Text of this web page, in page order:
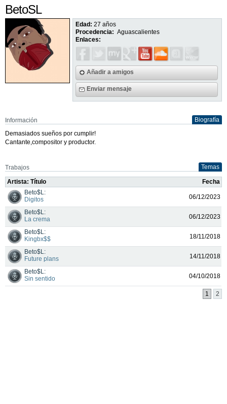
BetoSL
Edad: 27 años
Procedencia: Aguascalientes
Enlaces:
Añadir a amigos
Enviar mensaje
Información
Biografía
Demasiados sueños por cumplir!
Cantante,compositor y productor.
Trabajos Temas
Artista: Título
Fecha
Beto$L:
Digitos
06/12/2023
Beto$L:
La crema
06/12/2023
Beto$L:
Kingbx$$
18/11/2018
Beto$L:
Future plans
14/11/2018
Beto$L:
Sin sentido
04/10/2018
1 2